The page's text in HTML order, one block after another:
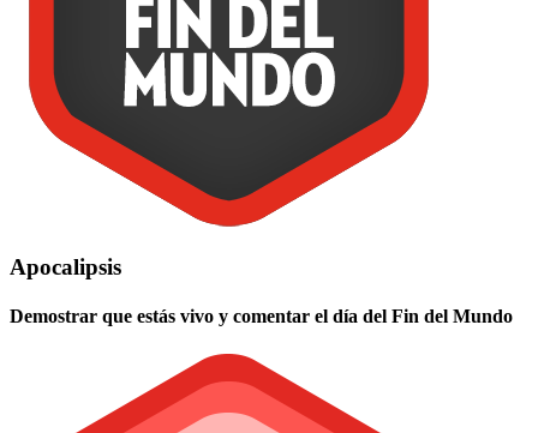
Apocalipsis
Demostrar que estás vivo y comentar el día del Fin del Mundo